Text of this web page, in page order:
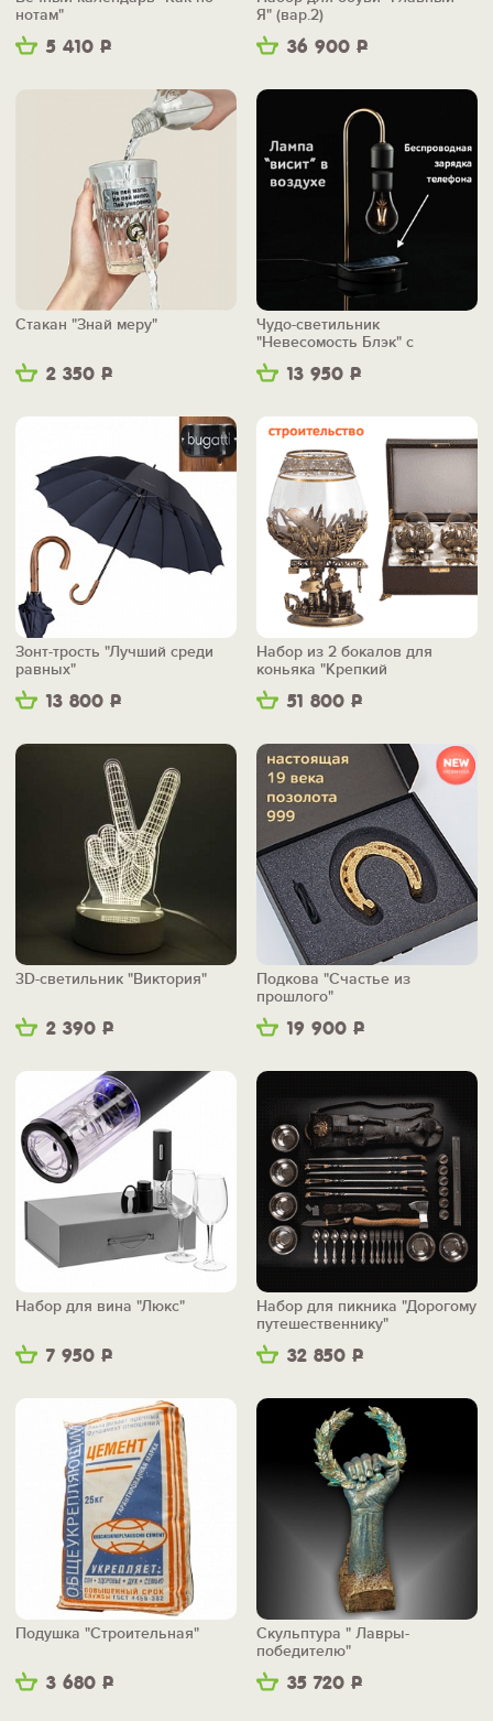
5 410 Р
нотам"
36 900 Р
Я" (вар.2)
2 350 Р
Стакан "Знай меру"
13 950 Р
Чудо-светильник
"Невесомость Блэк" с
беспроводной зарядкой
13 800 Р
Зонт-трость "Лучший среди
равных"
51 800 Р
Набор из 2 бокалов для
коньяка "Крепкий
фундамент"
2 390 Р
3D-светильник "Виктория"
19 900 Р
Подкова "Счастье из
прошлого"
7 950 Р
Набор для вина "Люкс"
32 850 Р
Набор для пикника "Дорогому
путешественнику"
3 680 Р
Подушка "Строительная"
35 720 Р
Скульптура " Лавры-
победителю"